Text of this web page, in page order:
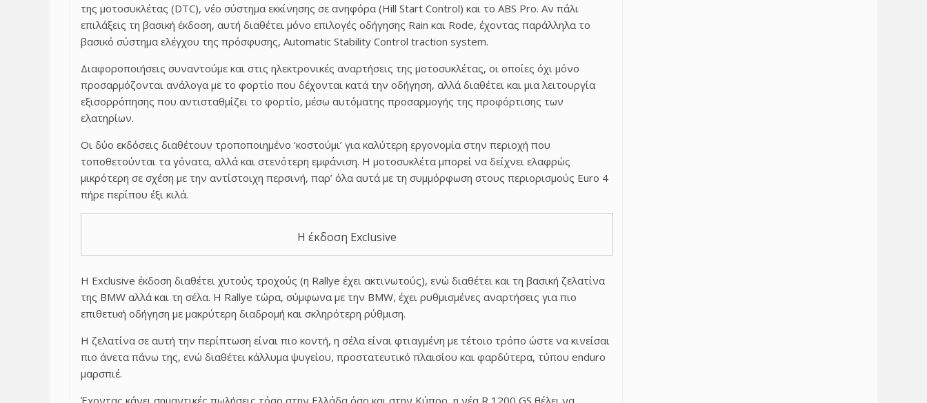
της μοτοσυκλέτας (DTC), νέο σύστημα εκκίνησης σε ανηφόρα (Hill Start Control) και το ABS Pro. Αν πάλι
επιλάξεις τη βασική έκδοση, αυτή διαθέτει μόνο επιλογές οδήγησης Rain και Rode, έχοντας παράλληλα το
βασικό σύστημα ελέγχου της πρόσφυσης, Automatic Stability Control traction system.
Διαφοροποιήσεις συναντούμε και στις ηλεκτρονικές αναρτήσεις της μοτοσυκλέτας, οι οποίες όχι μόνο
προσαρμόζονται ανάλογα με το φορτίο που δέχονται κατά την οδήγηση, αλλά διαθέτει και μια λειτουργία
εξισορρόπησης που αντισταθμίζει το φορτίο, μέσω αυτόματης προσαρμογής της προφόρτισης των
ελατηρίων.
Οι δύο εκδόσεις διαθέτουν τροποποιημένο ‘κοστούμι’ για καλύτερη εργονομία στην περιοχή που
τοποθετούνται τα γόνατα, αλλά και στενότερη εμφάνιση. Η μοτοσυκλέτα μπορεί να δείχνει ελαφρώς
μικρότερη σε σχέση με την αντίστοιχη περσινή, παρ’ όλα αυτά με τη συμμόρφωση στους περιορισμούς Euro 4
πήρε περίπου έξι κιλά.
Η έκδοση Exclusive
Η Exclusive έκδοση διαθέτει χυτούς τροχούς (η Rallye έχει ακτινωτούς), ενώ διαθέτει και τη βασική ζελατίνα
της BMW αλλά και τη σέλα. Η Rallye τώρα, σύμφωνα με την BMW, έχει ρυθμισμένες αναρτήσεις για πιο
επιθετική οδήγηση με μακρύτερη διαδρομή και σκληρότερη ρύθμιση.
Η ζελατίνα σε αυτή την περίπτωση είναι πιο κοντή, η σέλα είναι φτιαγμένη με τέτοιο τρόπο ώστε να κινείσαι
πιο άνετα πάνω της, ενώ διαθέτει κάλλυμα ψυγείου, προστατευτικό πλαισίου και φαρδύτερα, τύπου enduro
μαρσπιέ.